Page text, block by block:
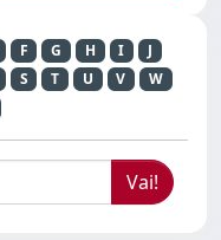
F G H I
J
S T U V
W